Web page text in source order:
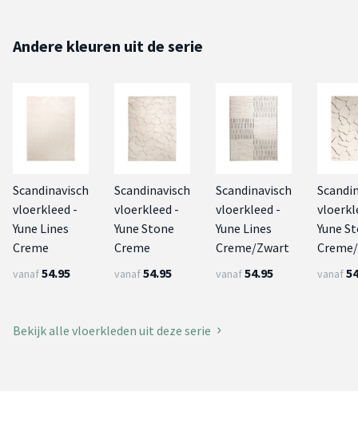
Andere kleuren uit de serie
Scandinavisch
vloerkleed -
Yune Lines
Creme
vanaf54.95
Scandinavisch
vloerkleed -
Yune Stone
Creme
vanaf54.95
Scandinavisch
vloerkleed -
Yune Lines
Creme/Zwart
vanaf54.95
Yune
vanaf
Bekijk alle vloerkleden uit deze serie